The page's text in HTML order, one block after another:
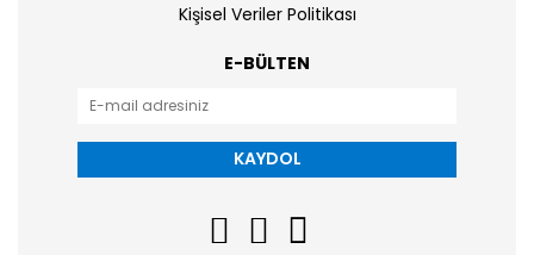
Kişisel Veriler Politikası
E-BÜLTEN
KAYDOL